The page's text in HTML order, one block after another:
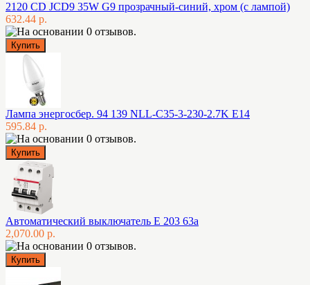
2120 CD JCD9 35W G9 прозрачный-синий, хром (с лампой)
632.44 р.
Лампа энергосбер. 94 139 NLL-C35-3-230-2.7K E14
595.84 р.
Автоматический выключатель E 203 63а
2,070.00 р.